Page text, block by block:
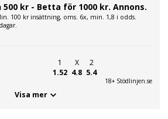
500 kr - Betta för 1000 kr. Annons.
100 kr insättning, oms. 6x, min. 1,8 i odds.
1
1.52
X
4.8
2
5.4
18+ Stödlinjen.se
Visa mer